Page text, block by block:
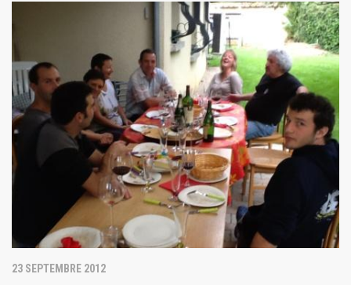
23 SEPTEMBRE 2012